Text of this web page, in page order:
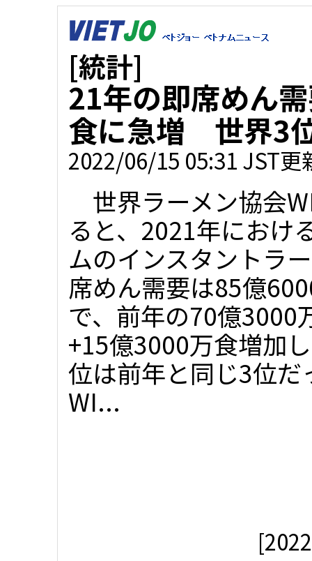
[統計]
21年の即席めん
食に急増 世界3
2022/06/15 05:31 JST更
世界ラーメン協会
ると、2021年におけ
ムのインスタントラ
席めん需要は85億
で、前年の70億3000
+15億3000万食増加
位は前年と同じ3位だ
WI...